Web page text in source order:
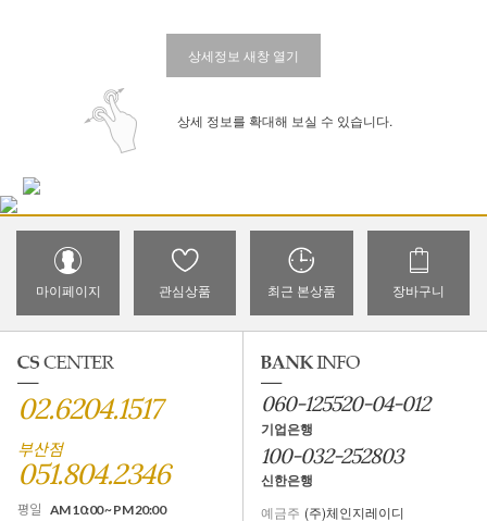
상세정보 새창 열기
상세 정보를 확대해 보실 수 있습니다.
마이페이지 관심상품 최근 본상품 장바구니
02.6204.1517
부산점
051.804.2346
평일 AM 10:00 ~ PM 20:00
060-125520-04-012
기업은행
100-032-252803
신한은행
예금주 (주)체인지레이디